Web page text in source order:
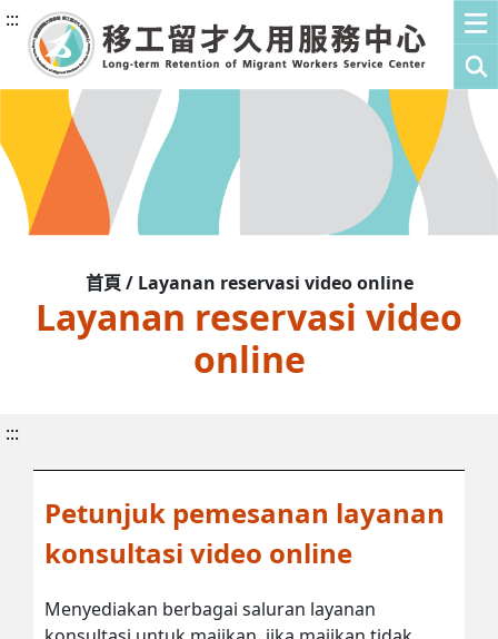
:::
首頁 / Layanan reservasi video online
Layanan reservasi video
online
:::
Petunjuk pemesanan layanan
konsultasi video online
Menyediakan berbagai saluran layanan